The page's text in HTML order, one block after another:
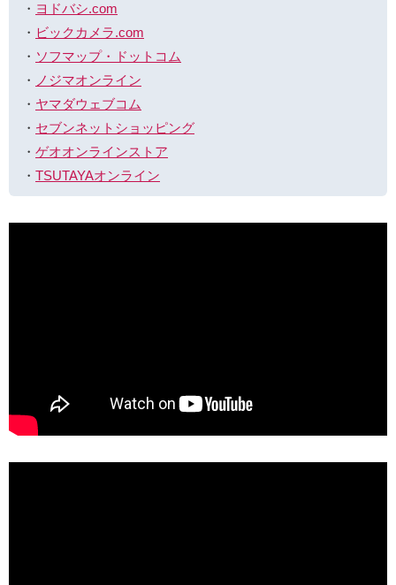
・ ヨドバシ.com
・ ビックカメラ.com
・ ソフマップ・ドットコム
・ ノジマオンライン
・ ヤマダウェブコム
・ セブンネットショッピング
・ ゲオオンラインストア
・ TSUTAYAオンライン